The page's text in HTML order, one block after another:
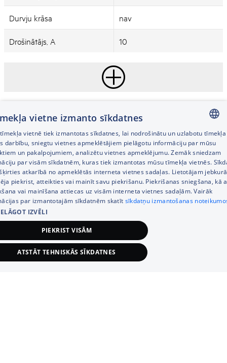
Durvju krāsa nav
Drošinātājs, A 10
Kontakti
Veikalu meklētājs
Uzdot jautājumu
LATVIAN
RUSSIAN
ENGLISH
vietne izmanto sīkdatnes
vietnē tiek izmantotas sīkdatnes, lai nodrošinātu un uzlabotu tīmekļa
darbību, sniegtu vietnes apmeklētājiem pielāgotu informāciju par mūsu
un pakalpojumiem, analizētu vietnes apmeklējumu. Zemāk sniedzam
par visām sīkdatnēm, kuras tiek izmantotas mūsu tīmekļa vietnēs.
atkarībā no apmeklētās interneta vietnes sadaļas. Lietotājam
piekrist, atteikties vai mainīt savu piekrišanu. Piekrišanas sniegšana, kā
vai mainīšana attiecas uz visām interneta vietnes sadaļām. Vairāk
par izmantotajām sīkdatnēm skatīt sīkdatņu izmantošanas
IZVĒLI
PIEKRIST VISĀM
ATSTĀT TEHNISKĀS SĪKDATNES